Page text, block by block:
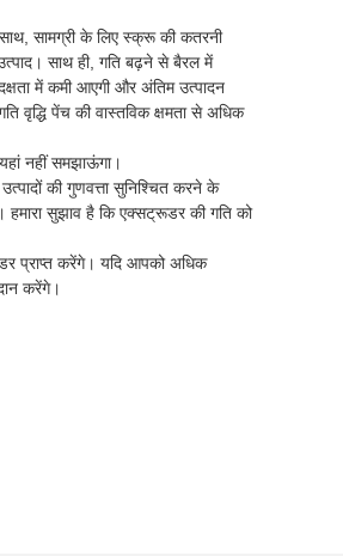
सामग्री के लिए स्क्रू की कतरनी
साथ ही, गति बढ़ने से बैरल में
में कमी आएगी और अंतिम उत्पादन
वृद्धि पेंच की वास्तविक क्षमता से अधिक
नहीं समझाऊंगा।
की गुणवत्ता सुनिश्चित करने के
सुझाव है कि एक्सट्रूडर की गति को
प्राप्त करेंगे। यदि आपको अधिक
करेंगे।